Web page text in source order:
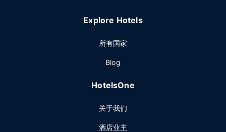
Explore Hotels
所有国家
Blog
HotelsOne
关于我们
酒店业主